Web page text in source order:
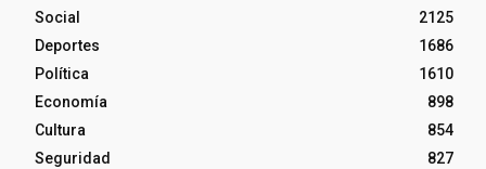
Social
2125
Deportes
1686
Política
1610
Economía
898
Cultura
854
Seguridad
827